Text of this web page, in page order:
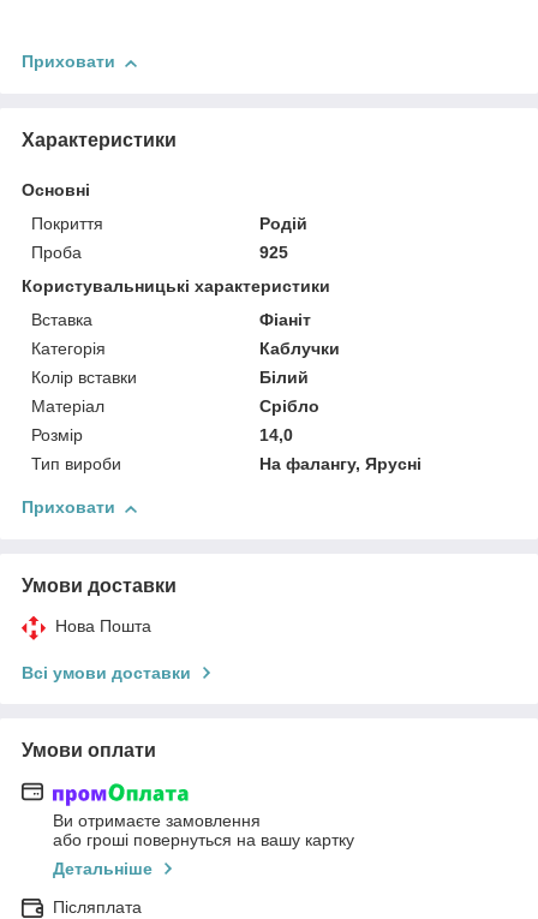
Приховати
Характеристики
Основні
Покриття
Родій
Проба
925
Користувальницькі характеристики
Вставка
Фіаніт
Категорія
Каблучки
Колір вставки
Білий
Матеріал
Срібло
Розмір
14,0
Тип вироби
На фалангу, Ярусні
Приховати
Умови доставки
Нова Пошта
Всі умови доставки
Умови оплати
Ви отримаєте замовлення
або гроші повернуться на вашу картку
Детальніше
Післяплата